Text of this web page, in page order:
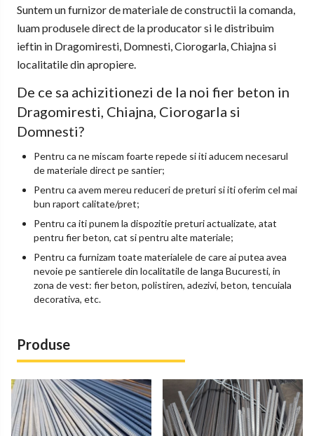
Suntem un furnizor de materiale de constructii la comanda,
luam produsele direct de la producator si le distribuim
ieftin in Dragomiresti, Domnesti, Ciorogarla, Chiajna si
localitatile din apropiere.
De ce sa achizitionezi de la noi fier beton in
Dragomiresti, Chiajna, Ciorogarla si
Domnesti?
Pentru ca ne miscam foarte repede si iti aducem necesarul
de materiale direct pe santier;
Pentru ca avem mereu reduceri de preturi si iti oferim cel mai
bun raport calitate/pret;
Pentru ca iti punem la dispozitie preturi actualizate, atat
pentru fier beton, cat si pentru alte materiale;
Pentru ca furnizam toate materialele de care ai putea avea
nevoie pe santierele din localitatile de langa Bucuresti, in
zona de vest: fier beton, polistiren, adezivi, beton, tencuiala
decorativa, etc.
Produse